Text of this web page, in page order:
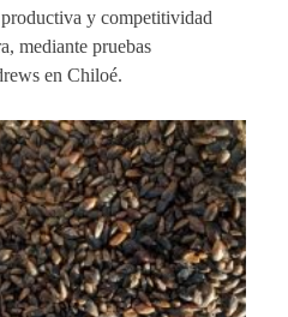
y competitividad
mediante pruebas
en Chiloé.